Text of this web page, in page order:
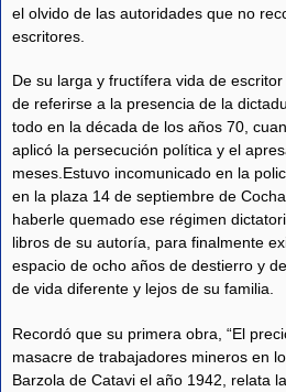
el olvido de las autoridades que no
escritores.
De su larga y fructífera vida de
de referirse a la presencia de la
todo en la década de los años 70,
aplicó la persecución política y el
meses.Estuvo incomunicado en la
en la plaza 14 de septiembre de
haberle quemado ese régimen
libros de su autoría, para finalmente
espacio de ocho años de destierro y
de vida diferente y lejos de su familia.
Recordó que su primera obra, “El
masacre de trabajadores mineros en
Barzola de Catavi el año 1942, relata